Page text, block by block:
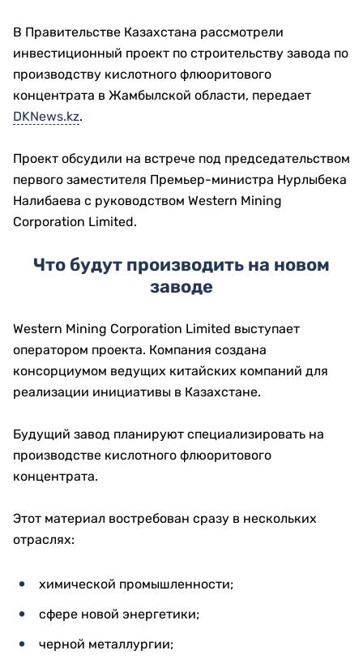
В Правительстве Казахстана рассмотрели
инвестиционный проект по строительству завода по
производству кислотного флюоритового
концентрата в Жамбылской области, передает
DKNews.kz.
Проект обсудили на встрече под председательством
первого заместителя Премьер-министра Нурлыбека
Налибаева с руководством Western Mining
Corporation Limited.
Что будут производить на новом
заводе
Western Mining Corporation Limited выступает
оператором проекта. Компания создана
консорциумом ведущих китайских компаний для
реализации инициативы в Казахстане.
Будущий завод планируют специализировать на
производстве кислотного флюоритового
концентрата.
Этот материал востребован сразу в нескольких
отраслях:
химической промышленности;
сфере новой энергетики;
черной металлургии;